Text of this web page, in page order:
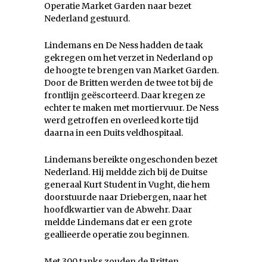
Operatie Market Garden naar bezet
Nederland gestuurd.
Lindemans en De Ness hadden de taak
gekregen om het verzet in Nederland op
de hoogte te brengen van Market Garden.
Door de Britten werden de twee tot bij de
frontlijn geëscorteerd. Daar kregen ze
echter te maken met mortiervuur. De Ness
werd getroffen en overleed korte tijd
daarna in een Duits veldhospitaal.
Lindemans bereikte ongeschonden bezet
Nederland. Hij meldde zich bij de Duitse
generaal Kurt Student in Vught, die hem
doorstuurde naar Driebergen, naar het
hoofdkwartier van de Abwehr. Daar
meldde Lindemans dat er een grote
geallieerde operatie zou beginnen.